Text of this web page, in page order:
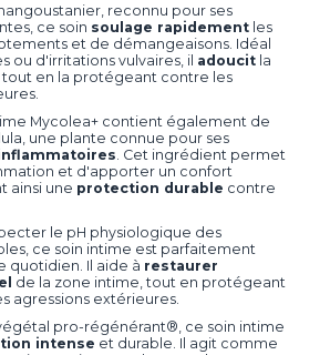
reconnu pour ses
ce soin soulage rapidement les
et de démangeaisons. Idéal
ou d'irritations vulvaires, il adoucit la
en la protégeant contre les
Mycolea+ contient également de
une plante connue pour ses
. Cet ingrédient permet
et d'apporter un confort
ainsi une protection durable contre
le pH physiologique des
ce soin intime est parfaitement
quotidien. Il aide à restaurer
de la zone intime, tout en protégeant
agressions extérieures.
pro-régénérant®, ce soin intime
intense et durable. Il agit comme